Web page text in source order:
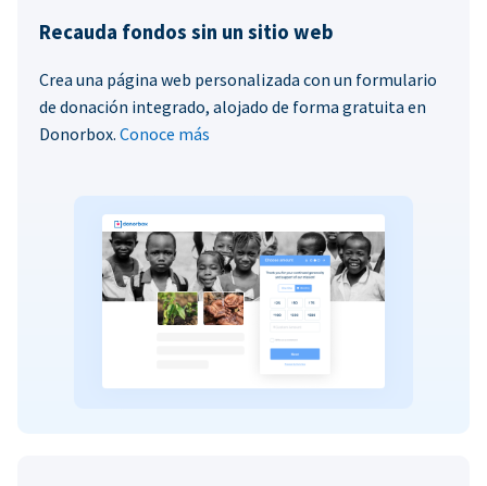
Recauda fondos sin un sitio web
Crea una página web personalizada con un formulario
de donación integrado, alojado de forma gratuita en
Donorbox. Conoce más